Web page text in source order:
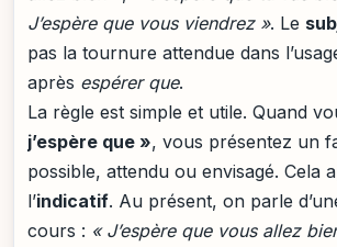
J’espère que vous viendrez ». Le
pas la tournure attendue dans
après espérer que.
La règle est simple et utile. Quand
j’espère que », vous présentez un
possible, attendu ou envisagé. Cela
l’indicatif. Au présent, on parle
cours : « J’espère que vous allez